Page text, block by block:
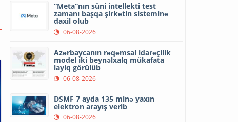
“Meta”nın süni intellekti test
zamanı başqa şirkətin sisteminə
daxil olub
06-08-2026
Azərbaycanın rəqəmsal idarəçilik
model iki beynəlxalq mükafata
layiq görülüb
06-08-2026
DSMF 7 ayda 135 minə yaxın
elektron arayış verib
06-08-2026